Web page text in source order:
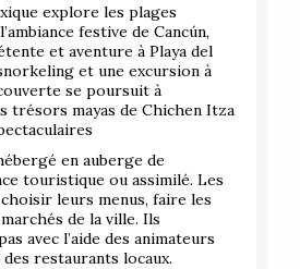
explore les plages
festive de Cancún,
et aventure à Playa del
et une excursion à
se poursuit à
trésors mayas de Chichen Itza
en auberge de
touristique ou assimilé. Les
leurs menus, faire les
de la ville. Ils
avec l’aide des animateurs
restaurants locaux.